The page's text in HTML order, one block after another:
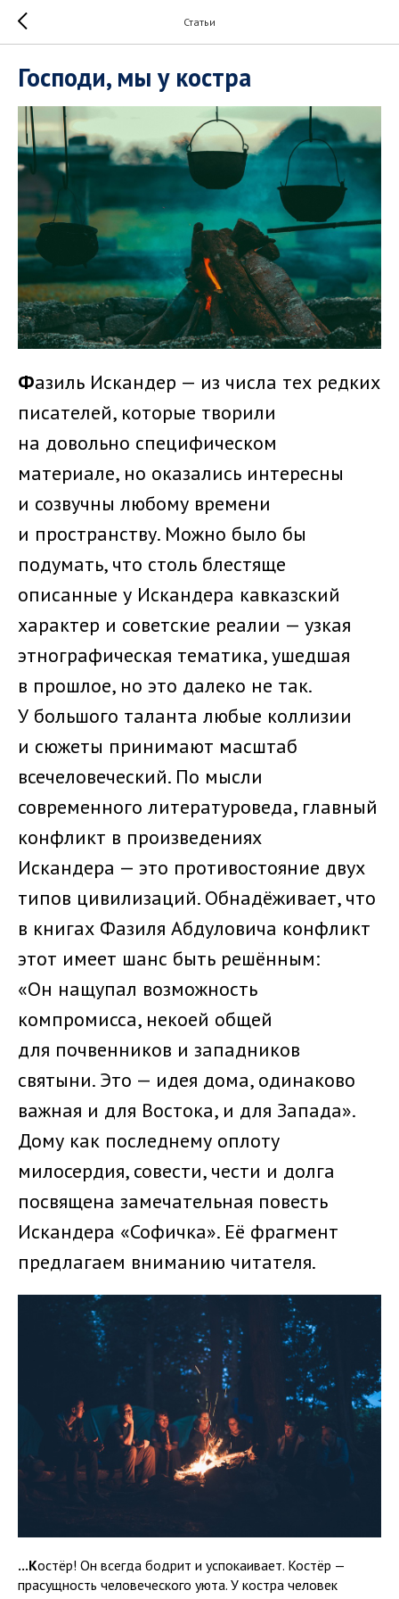
Статьи
Господи, мы у костра
Фазиль Искандер — из числа тех редких
писателей, которые творили
на довольно специфическом
материале, но оказались интересны
и созвучны любому времени
и пространству. Можно было бы
подумать, что столь блестяще
описанные у Искандера кавказский
характер и советские реалии — узкая
этнографическая тематика, ушедшая
в прошлое, но это далеко не так.
У большого таланта любые коллизии
и сюжеты принимают масштаб
всечеловеческий. По мысли
современного литературоведа, главный
конфликт в произведениях
Искандера — это противостояние двух
типов цивилизаций. Обнадёживает, что
в книгах Фазиля Абдуловича конфликт
этот имеет шанс быть решённым:
«Он нащупал возможность
компромисса, некоей общей
для почвенников и западников
святыни. Это — идея дома, одинаково
важная и для Востока, и для Запада».
Дому как последнему оплоту
милосердия, совести, чести и долга
посвящена замечательная повесть
Искандера «Софичка». Её фрагмент
предлагаем вниманию читателя.
...Костёр! Он всегда бодрит и успокаивает. Костёр —
прасущность человеческого уюта. У костра человек